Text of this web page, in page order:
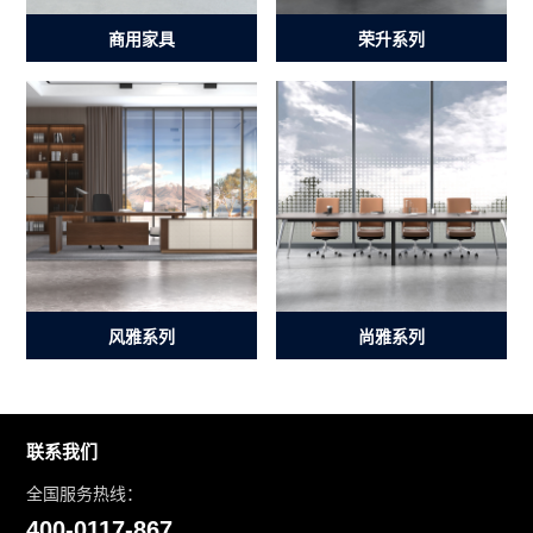
商用家具 荣升系列
风雅系列 尚雅系列
联系我们
全国服务热线：